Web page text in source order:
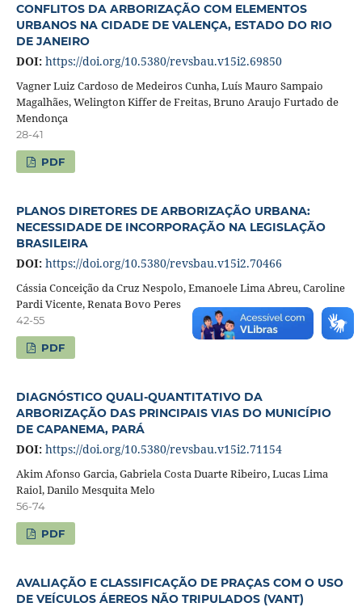
CONFLITOS DA ARBORIZAÇÃO COM ELEMENTOS
URBANOS NA CIDADE DE VALENÇA, ESTADO DO RIO
DE JANEIRO
DOI: https://doi.org/10.5380/revsbau.v15i2.69850
Vagner Luiz Cardoso de Medeiros Cunha, Luís Mauro Sampaio
Magalhães, Welington Kiffer de Freitas, Bruno Araujo Furtado de
Mendonça
28-41
PDF
PLANOS DIRETORES DE ARBORIZAÇÃO URBANA:
NECESSIDADE DE INCORPORAÇÃO NA LEGISLAÇÃO
BRASILEIRA
DOI: https://doi.org/10.5380/revsbau.v15i2.70466
Cássia Conceição da Cruz Nespolo, Emanoele Lima Abreu, Caroline
Pardi Vicente, Renata Bovo Peres
42-55
PDF
DIAGNÓSTICO QUALI-QUANTITATIVO DA
ARBORIZAÇÃO DAS PRINCIPAIS VIAS DO MUNICÍPIO
DE CAPANEMA, PARÁ
DOI: https://doi.org/10.5380/revsbau.v15i2.71154
Akim Afonso Garcia, Gabriela Costa Duarte Ribeiro, Lucas Lima
Raiol, Danilo Mesquita Melo
56-74
PDF
AVALIAÇÃO E CLASSIFICAÇÃO DE PRAÇAS COM O USO
DE VEÍCULOS ÁEREOS NÃO TRIPULADOS (VANT)